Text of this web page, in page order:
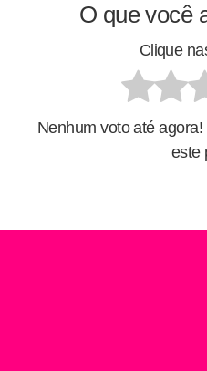
O que você
Clique
Nenhum voto até
este